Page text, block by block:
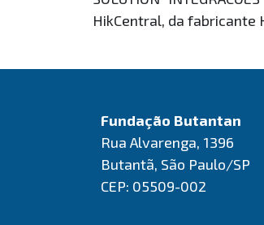
HikCentral, da fabricante
Fundação Butantan
Rua Alvarenga, 1396
Butantã, São Paulo/SP
CEP: 05509-002